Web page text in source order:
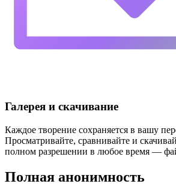
Галерея и скачивание
Каждое творение сохраняется в вашу
Просматривайте, сравнивайте и
полном разрешении в любое время —
Полная анонимность